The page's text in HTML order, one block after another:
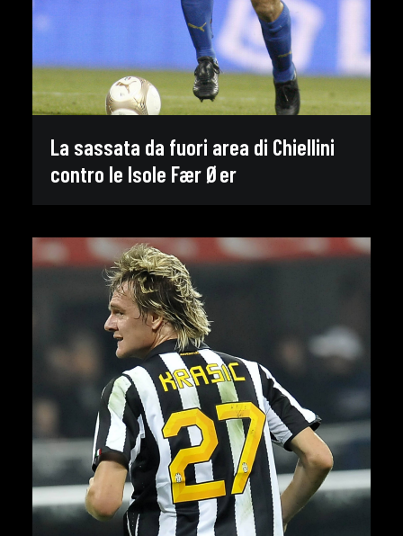
La sassata da fuori area di Chiellini
contro le Isole Fær Øer